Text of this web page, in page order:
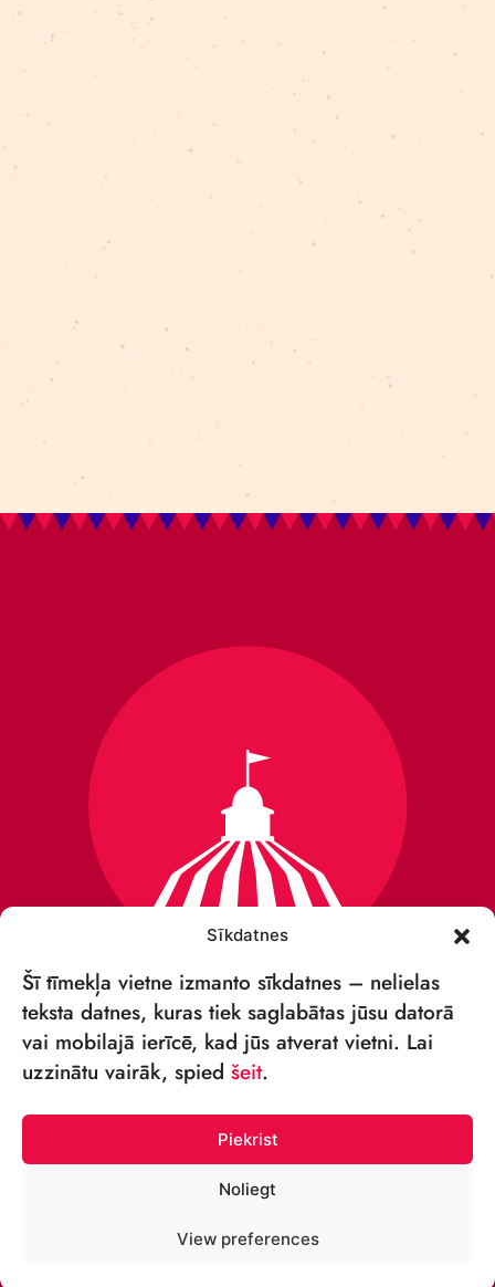
Sīkdatnes
Šī tīmekļa vietne izmanto sīkdatnes – nelielas
teksta datnes, kuras tiek saglabātas jūsu datorā
vai mobilajā ierīcē, kad jūs atverat vietni. Lai
uzzinātu vairāk, spied šeit.
Piekrist
Noliegt
View preferences
VSIA „RĪGAS CIRKS”
Merķeļa iela 4,
Rīga, LV-1050, Latvija
Reģ. Nr.: 40003027789
TĀLRUNIS: